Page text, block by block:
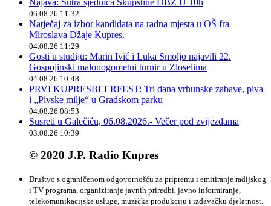
06.08.26 11:32
Natječaj za izbor kandidata na radna mjesta u OŠ fra
Miroslava Džaje Kupres.
04.08.26 11:29
Gosti u studiju: Marin Ivić i Luka Smoljo najavili 22.
Gospojinski malonogometni turnir u Zloselima
04.08.26 10:48
PRVI KUPRESBEERFEST: Tri dana vrhunske zabave, piva
i „Pivske milje“ u Gradskom parku
04.08.26 08:53
Susreti u Galečiću, 06.08.2026.- Večer pod zvijezdama
03.08.26 10:39
© 2020 J.P. Radio Kupres
Društvo s ograničenom odgovornošću za pripremu i emitiranje radijskog
i TV programa, organiziranje javnih priredbi, javno informiranje,
telekomunikacijske usluge, muzička produkciju i izdavačku djelatnost.